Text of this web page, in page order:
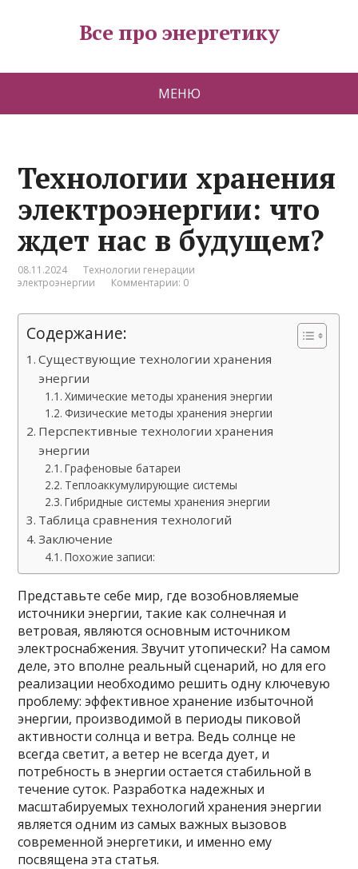
Все про энергетику
МЕНЮ
Технологии хранения
электроэнергии: что
ждет нас в будущем?
08.11.2024
Технологии генерации
электроэнергии
Комментарии: 0
Содержание:
Существующие технологии хранения
энергии
Химические методы хранения энергии
Физические методы хранения энергии
Перспективные технологии хранения
энергии
Графеновые батареи
Теплоаккумулирующие системы
Гибридные системы хранения энергии
Таблица сравнения технологий
Заключение
Похожие записи:
Представьте себе мир, где возобновляемые
источники энергии, такие как солнечная и
ветровая, являются основным источником
электроснабжения. Звучит утопически? На самом
деле, это вполне реальный сценарий, но для его
реализации необходимо решить одну ключевую
проблему: эффективное хранение избыточной
энергии, производимой в периоды пиковой
активности солнца и ветра. Ведь солнце не
всегда светит, а ветер не всегда дует, и
потребность в энергии остается стабильной в
течение суток. Разработка надежных и
масштабируемых технологий хранения энергии
является одним из самых важных вызовов
современной энергетики, и именно ему
посвящена эта статья.